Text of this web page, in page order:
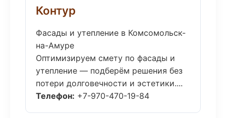
Контур
Фасады и утепление в Комсомольск-
на-Амуре
Оптимизируем смету по фасады и
утепление — подберём решения без
потери долговечности и эстетики....
Телефон: +7-970-470-19-84